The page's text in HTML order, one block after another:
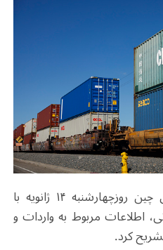
دفتر مطبوعاتی شورای دولتی چین روزچهارشنبه ۱۴ ژانویه با
اطلاعات مربوط به واردات و